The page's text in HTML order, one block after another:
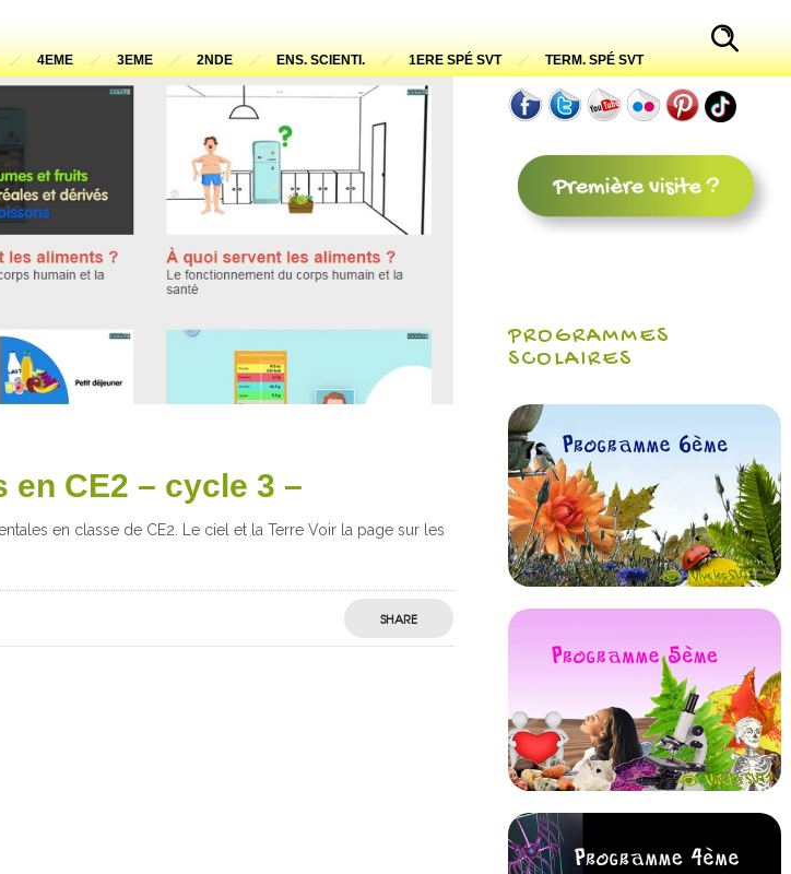
4EME 3EME 2NDE ENS. SCIENTI. 1ERE SPÉ SVT TERM. SPÉ SVT
CE2 – cycle 3 –
en classe de CE2. Le ciel et la Terre Voir la page sur les
SHARE
PROGRAMMES
SCOLAIRES